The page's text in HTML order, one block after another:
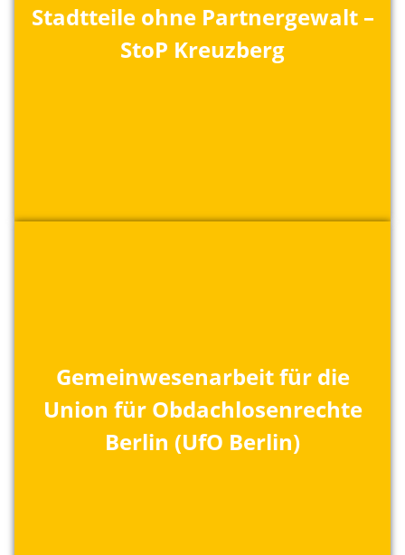
Stadtteile ohne Partnergewalt –
StoP Kreuzberg
Gemeinwesenarbeit für die
Union für Obdachlosenrechte
Berlin (UfO Berlin)